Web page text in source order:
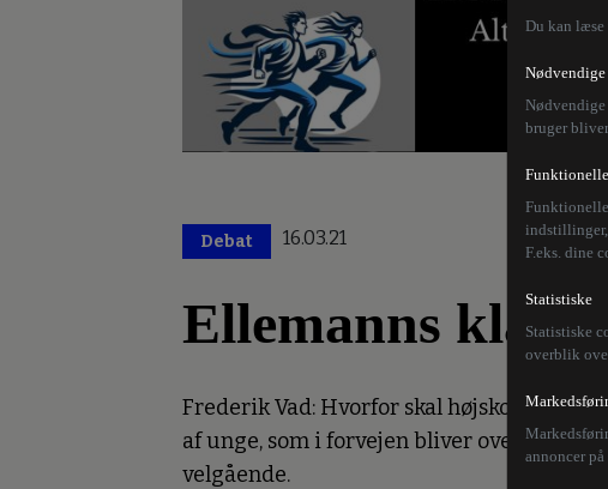
Du kan
Nødvendige
Nødvendige
bruger
Funktionelle
indstillinger,
F.eks. dine
Statistiske
Statistiske
overblik
annoncer på
Debat 16.03.21
Ellemanns
Frederik Vad: Hvorfor skal højskoleelever
af unge, som i forvejen bliver overset
velgående.